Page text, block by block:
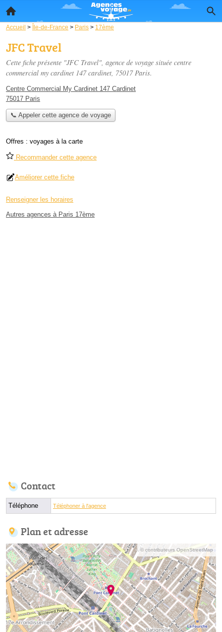
Accueil > Île-de-France > Paris > 17ème
JFC Travel
Cette fiche présente "JFC Travel", agence de voyage située centre
commercial my cardinet 147 cardinet, 75017 Paris.
Centre Commercial My Cardinet 147 Cardinet
75017 Paris
📞 Appeler cette agence de voyage
Offres : voyages à la carte
Recommander cette agence
Améliorer cette fiche
Renseigner les horaires
Autres agences à Paris 17ème
Contact
Téléphone Téléphoner à l'agence
Plan et adresse
© contributeurs OpenStreetMap